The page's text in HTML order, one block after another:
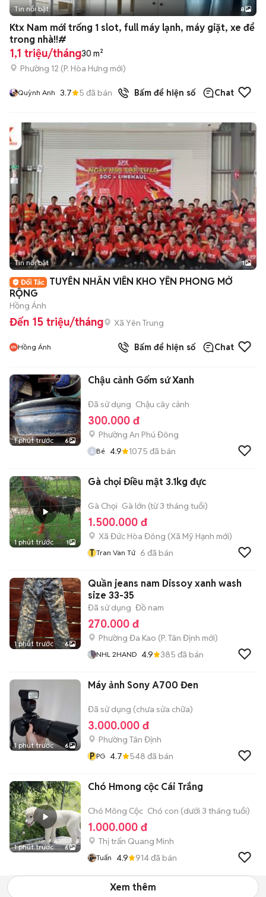
+2
Tin nổi bật 8
Ktx Nam mới trống 1 slot, full máy lạnh, máy giặt, xe để
trong nhà!!#
1,1 triệu/tháng30 m²
Phường 12 (P. Hòa Hưng mới)
Quỳnh Anh 3.7 5 đã bán Bấm để hiện số Chat
Tin nổi bật 1
TUYỂN NHÂN VIÊN KHO YÊN PHONG MỞ
RỘNG
Hồng Ánh
Đến 15 triệu/tháng Xã Yên Trung
Hồng Ánh Bấm để hiện số Chat
1 phút trước 6
Chậu cảnh Gốm sứ Xanh
Đã sử dụng Chậu cây cảnh
300.000 đ
Phường An Phú Đông
Bé 4.9 1075 đã bán
1 phút trước 1
Gà chọi Điều mật 3.1kg đực
Gà Chọi Gà lớn (từ 3 tháng tuổi)
1.500.000 đ
Xã Đức Hòa Đông (Xã Mỹ Hạnh mới)
T Tran Van Tứ 6 đã bán
1 phút trước 6
Quần jeans nam Dissoy xanh wash
size 33-35
Đã sử dụng Đồ nam
270.000 đ
Phường Đa Kao (P. Tân Định mới)
NHL 2HAND 4.9 385 đã bán
1 phút trước 6
Máy ảnh Sony A700 Đen
Đã sử dụng (chưa sửa chữa)
3.000.000 đ
Phường Tân Định
P PG 4.7 548 đã bán
1 phút trước 6
Chó Hmong cộc Cái Trắng
Chó Mông Cộc Chó con (dưới 3 tháng tuổi)
1.000.000 đ
Thị trấn Quang Minh
Tuấn 4.9 914đã bán
Xem thêm